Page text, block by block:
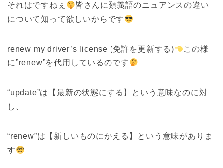
それはですねぇ
皆さんに類義語のニュアンスの違い
について知って欲しいからです
renew my driver’s license (免許を更新する)
この様
に”renew”を代用しているのです
“update”は【最新の状態にする】という意味なのに対
し、
“renew”は【新しいものにかえる】という意味がありま
す